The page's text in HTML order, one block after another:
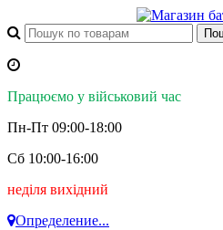
Працюємо у військовий час
Пн-Пт 09:00-18:00
Сб 10:00-16:00
неділя вихідний
Определение...